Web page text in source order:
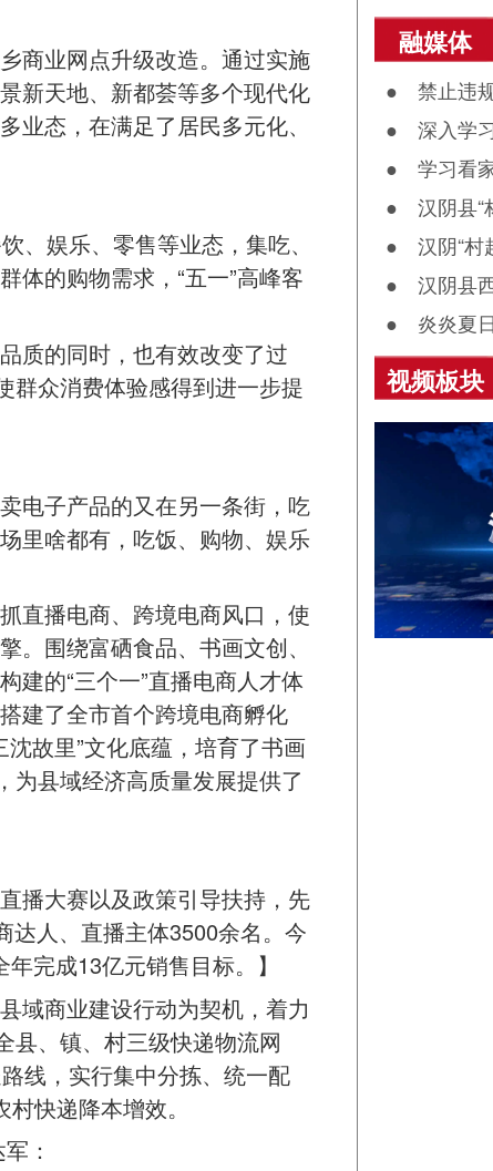
商业网点升级改造。通过实施
新天地、新都荟等多个现代化
态，在满足了居民多元化、
、娱乐、零售等业态，集吃、
体的购物需求，“五一”高峰客
质的同时，也有效改变了过
群众消费体验感得到进一步提
电子产品的又在另一条街，吃
里啥都有，吃饭、购物、娱乐
直播电商、跨境电商风口，使
。围绕富硒食品、书画文创、
建的“三个一”直播电商人才体
建了全市首个跨境电商孵化
故里”文化底蕴，培育了书画
为县域经济高质量发展提供了
播大赛以及政策引导扶持，先
达人、直播主体3500余名。今
完成13亿元销售目标。】
域商业建设行动为契机，着力
县、镇、村三级快递物流网
线，实行集中分拣、统一配
快递降本增效。
：
护平安度汛
融媒体
● 禁止违
● 深入学习
共产党成立
评之八
● 学习看
关镇组织返
展活动
● 汉阴县“
● 汉阴“村
● 汉阴县西
诵读启智伴
● 炎炎夏
视频板块